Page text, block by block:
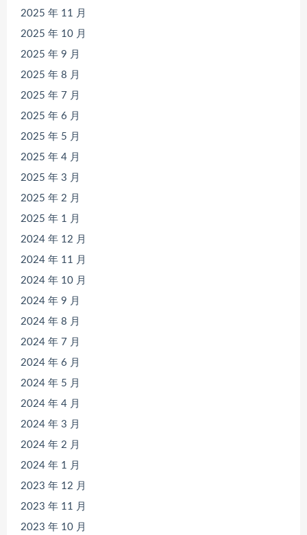
2025 年 11 月
2025 年 10 月
2025 年 9 月
2025 年 8 月
2025 年 7 月
2025 年 6 月
2025 年 5 月
2025 年 4 月
2025 年 3 月
2025 年 2 月
2025 年 1 月
2024 年 12 月
2024 年 11 月
2024 年 10 月
2024 年 9 月
2024 年 8 月
2024 年 7 月
2024 年 6 月
2024 年 5 月
2024 年 4 月
2024 年 3 月
2024 年 2 月
2024 年 1 月
2023 年 12 月
2023 年 11 月
2023 年 10 月